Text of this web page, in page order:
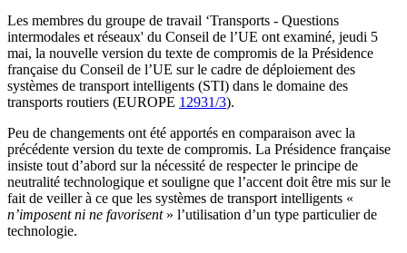
Les membres du groupe de travail ‘Transports - Questions
intermodales et réseaux' du Conseil de l’UE ont examiné, jeudi 5
mai, la nouvelle version du texte de compromis de la Présidence
française du Conseil de l’UE sur le cadre de déploiement des
systèmes de transport intelligents (STI) dans le domaine des
transports routiers (EUROPE 12931/3).
Peu de changements ont été apportés en comparaison avec la
précédente version du texte de compromis. La Présidence française
insiste tout d’abord sur la nécessité de respecter le principe de
neutralité technologique et souligne que l’accent doit être mis sur le
fait de veiller à ce que les systèmes de transport intelligents «
n’imposent ni ne favorisent » l’utilisation d’un type particulier de
technologie.